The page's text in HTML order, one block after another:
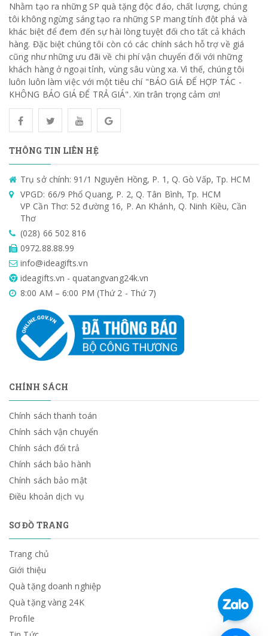
Nhằm tạo ra những SP quà tặng độc đáo, chất lượng, chúng
tôi không ngừng sáng tạo ra những SP mang tính đột phá và
khác biệt để đem đến sự hài lòng tuyệt đối cho tất cả khách
hàng. Đặc biệt chúng tôi còn có các chính sách hỗ trợ về giá
cũng như những ưu đãi về chi phí vận chuyển đối với những
khách hàng ở ngoại tỉnh, vùng sâu vùng xa. Vì thế, chúng tôi
luôn luôn làm việc với một tiêu chí "BÁO GIÁ ĐỂ HỢP TÁC -
KHÔNG BÁO GIÁ ĐỂ TRẢ GIÁ". Xin trân trọng cảm ơn!
THÔNG TIN LIÊN HỆ
Trụ sở chính: 91/1 Nguyên Hồng, P. 1, Q. Gò Vấp, Tp. HCM
VPGD: 66/9 Phổ Quang, P. 2, Q. Tân Bình, Tp. HCM
VP Cần Thơ: 52 đường 16, P. An Khánh, Q. Ninh Kiều, Cần
Thơ
(028) 66 502 816
0972.88.88.99
info@ideagifts.vn
ideagifts.vn - quatangvang24k.vn
8:00 AM – 6:00 PM (Thứ 2 - Thứ 7)
CHÍNH SÁCH
Chính sách thanh toán
Chính sách vận chuyển
Chính sách đổi trả
Chính sách bảo hành
Chính sách bảo mật
Điều khoản dịch vụ
SƠ ĐỒ TRANG
Trang chủ
Giới thiệu
Quà tặng doanh nghiệp
Quà tặng vàng 24K
Profile